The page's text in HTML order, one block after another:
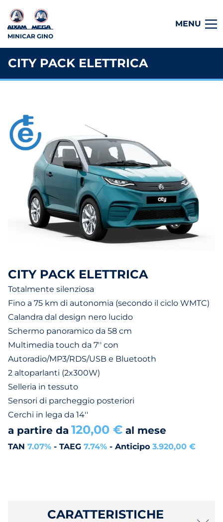
MINICAR GINO
MENU
CITY PACK ELETTRICA
CITY PACK ELETTRICA
Totalmente silenziosa
Fino a 75 km di autonomia (secondo il ciclo WMTC)
Calandra dal design nero lucido
Schermo panoramico da 58 cm
Multimedia touch da 7'' con
Autoradio/MP3/RDS/USB e Bluetooth
2 altoparlanti (2x300W)
Selleria in tessuto
Sensori di parcheggio posteriori
Cerchi in lega da 14''
a partire da 120,00 € al mese
TAN 7.07% - TAEG 7.74% - Anticipo 3.920,00 €
CARATTERISTICHE